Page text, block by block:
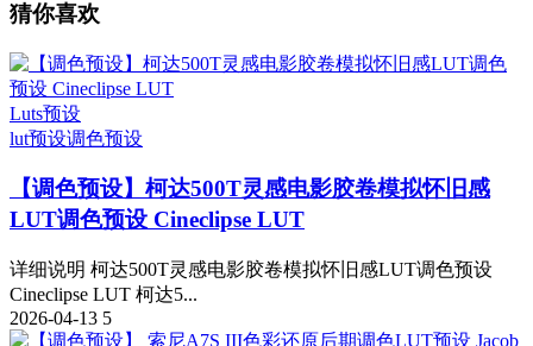
猜你喜欢
Luts预设
lut预设调色预设
【调色预设】柯达500T灵感电影胶卷模拟怀旧感
LUT调色预设 Cineclipse LUT
详细说明 柯达500T灵感电影胶卷模拟怀旧感LUT调色预设
Cineclipse LUT 柯达5...
2026-04-13 5